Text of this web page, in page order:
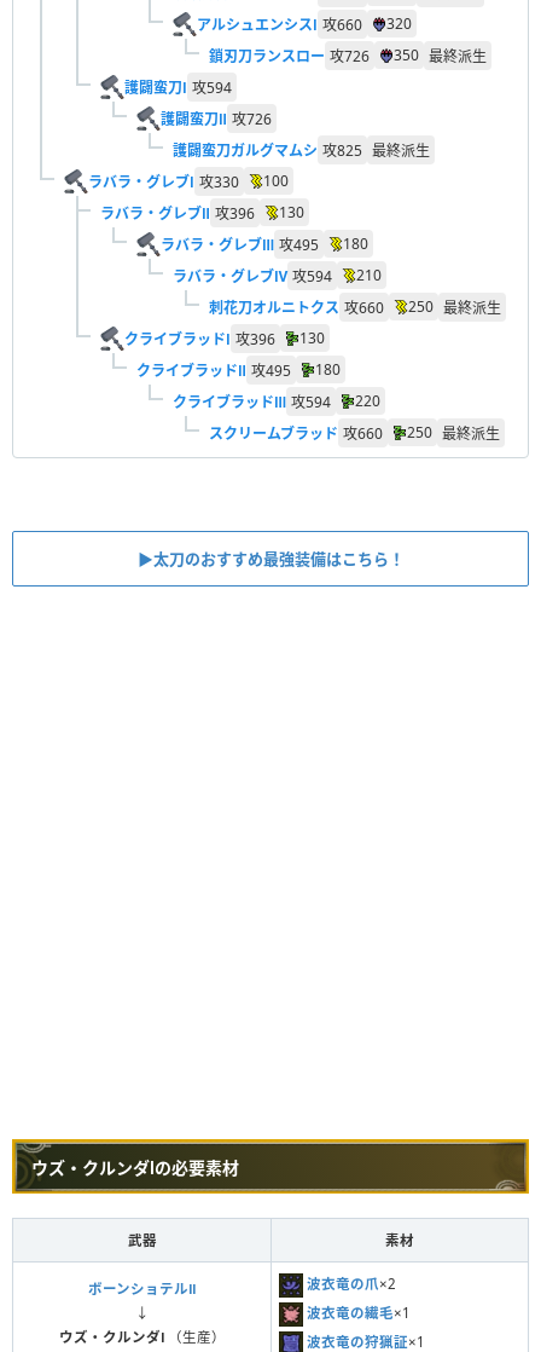
アルシュエンシスⅠ 攻660
320
鎖刃刀ランスロー 攻726 350 最終派生
護闢蛮刀Ⅰ 攻594
護闢蛮刀Ⅱ 攻726
護闢蛮刀ガルグマムシ 攻825 最終派生
ラバラ・グレブⅠ 攻330
100
ラバラ・グレブⅡ 攻396
130
ラバラ・グレブⅢ 攻495
180
ラバラ・グレブⅣ 攻594
210
刺花刀オルニトクス 攻660 250 最終派生
クライブラッドⅠ 攻396
130
クライブラッドⅡ 攻495
180
クライブラッドⅢ 攻594
220
スクリームブラッド 攻660 250 最終派生
▶︎太刀のおすすめ最強装備はこちら！
ウズ・クルンダⅠの必要素材
武器 素材
ボーンショテルⅡ
↓
ウズ・クルンダⅠ（生産）
波衣竜の爪×2
波衣竜の繊毛×1
波衣竜の狩猟証×1